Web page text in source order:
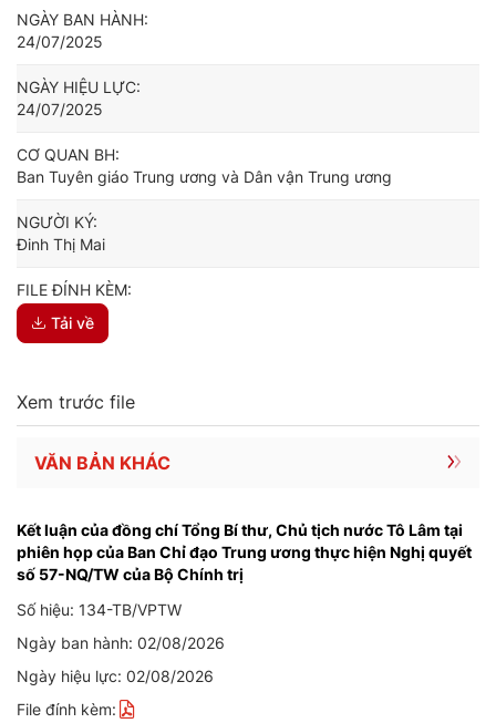
NGÀY BAN HÀNH:
24/07/2025
NGÀY HIỆU LỰC:
24/07/2025
CƠ QUAN BH:
Ban Tuyên giáo Trung ương và Dân vận Trung ương
NGƯỜI KÝ:
Đinh Thị Mai
FILE ĐÍNH KÈM:
Tải về
Xem trước file
VĂN BẢN KHÁC
Kết luận của đồng chí Tổng Bí thư, Chủ tịch nước Tô Lâm tại
phiên họp của Ban Chỉ đạo Trung ương thực hiện Nghị quyết
số 57-NQ/TW của Bộ Chính trị
Số hiệu: 134-TB/VPTW
Ngày ban hành: 02/08/2026
Ngày hiệu lực: 02/08/2026
File đính kèm: